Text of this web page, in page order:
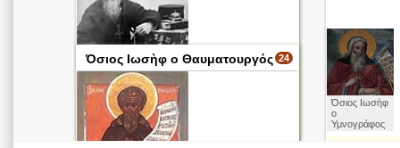
Όσιος Ιωσὴφ
ο
Υμνογράφος
Όσιος Ιωσὴφ της
Όπτινα
24
Όσιος Ιωσὴφ ο Θαυματουργός